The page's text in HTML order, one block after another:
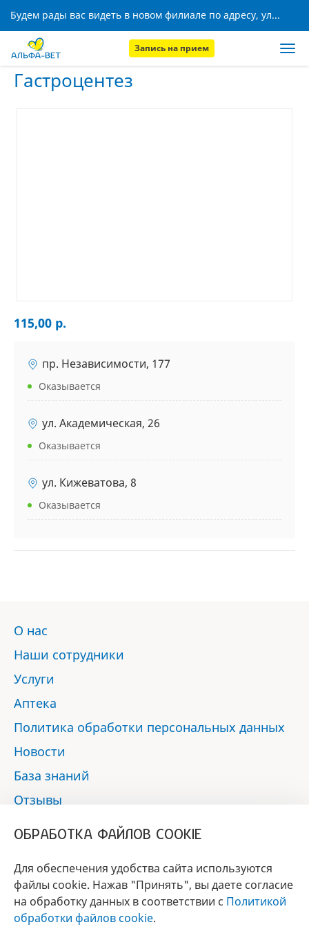
Будем рады вас видеть в новом филиале по адресу, ул. Кижеватова, 8!
Запись на прием
Главная Гастроцентез
Гастроцентез
115,00 р.
пр. Независимости, 177
Оказывается
ул. Академическая, 26
Оказывается
ул. Кижеватова, 8
Оказывается
О нас
Наши сотрудники
Услуги
Аптека
Политика обработки персональных данных
Новости
База знаний
Отзывы
БРЕНД
ГОДА 2017 - 2019
ОБРАБОТКА ФАЙЛОВ COOKIE
Для обеспечения удобства сайта используются
файлы cookie. Нажав "Принять", вы даете согласие
на обработку данных в соответствии с Политикой
обработки файлов cookie.